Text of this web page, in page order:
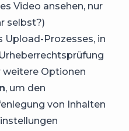
Video ansehen, nur
selbst?)
Upload-Prozesses, in
weitere Optionen
, um den
von Inhalten